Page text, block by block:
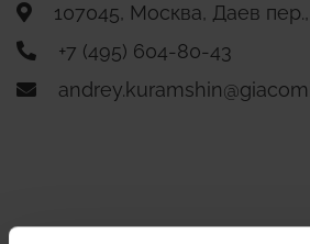
107045, Москва, Даев
+7 (495) 604-80-43